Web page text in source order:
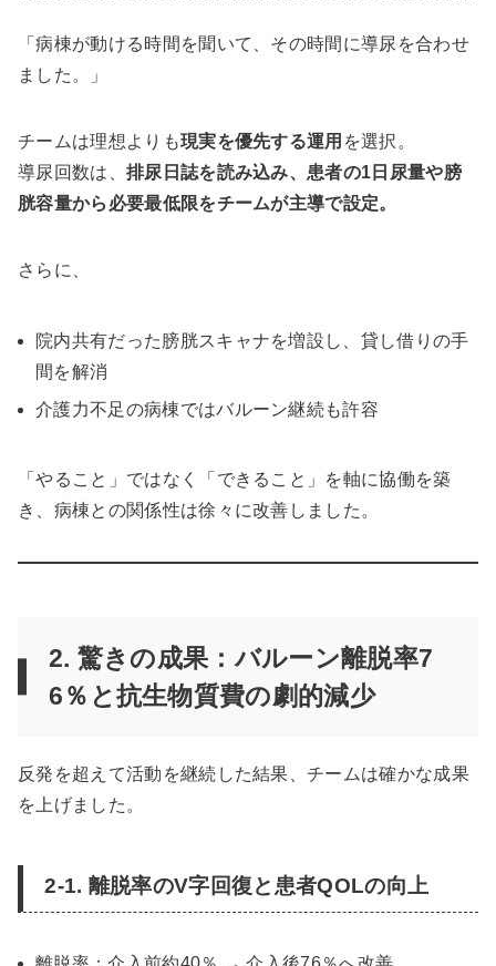
「病棟が動ける時間を聞いて、その時間に導尿を合わせ
ました。」
チームは理想よりも現実を優先する運用 を選択。
導尿回数は、 排尿日誌を読み込み、患者の1日尿量や膀
胱容量から必要最低限をチームが主導で設定。
さらに、
院内共有だった膀胱スキャナを増設し、貸し借りの手
間を解消
介護力不足の病棟ではバルーン継続も許容
「やること」ではなく「できること」を軸に協働を築
き、病棟との関係性は徐々に改善しました。
2. 驚きの成果：バルーン離脱率7
6％と抗生物質費の劇的減少
反発を超えて活動を継続した結果、チームは確かな成果
を上げました。
2-1. 離脱率のV字回復と患者QOLの向上